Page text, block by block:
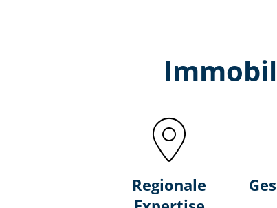
Regionale